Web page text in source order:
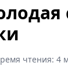
чтения: 4